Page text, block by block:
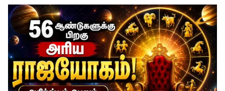
ஹீரோயினாக நடித்திருந்தார்.